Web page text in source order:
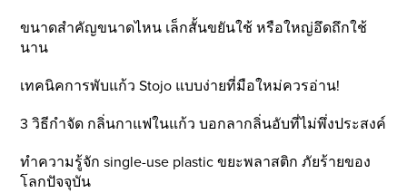
ขนาดสำคัญขนาดไหน เล็กสั้นขยันใช้ หรือใหญ่อึดถึกใช้
นาน
เทคนิคการพับแก้ว Stojo แบบง่ายที่มือใหม่ควรอ่าน!
3 วิธีกำจัด กลิ่นกาแฟในแก้ว บอกลากลิ่นอับที่ไม่พึ่งประสงค์
ทำความรู้จัก single-use plastic ขยะพลาสติก ภัยร้ายของ
โลกปัจจุบัน